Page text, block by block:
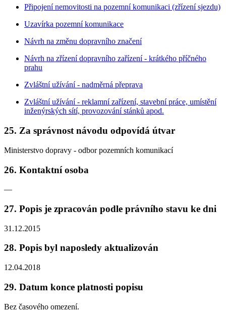
Připojení nemovitosti na pozemní komunikaci (zřízení sjezdu)
Uzavírka pozemní komunikace
Návrh na změnu dopravního značení
Návrh na zřízení dopravního zařízení - krátkého příčného
prahu
Zvláštní užívání - nadměrná přeprava
Zvláštní užívání - reklamní zařízení, stavební práce, umístění
inženýrských sítí, provozování stánků apod.
25. Za správnost návodu odpovídá útvar
Ministerstvo dopravy - odbor pozemních komunikací
26. Kontaktní osoba
—
27. Popis je zpracován podle právního stavu ke dni
31.12.2015
28. Popis byl naposledy aktualizován
12.04.2018
29. Datum konce platnosti popisu
Bez časového omezení.